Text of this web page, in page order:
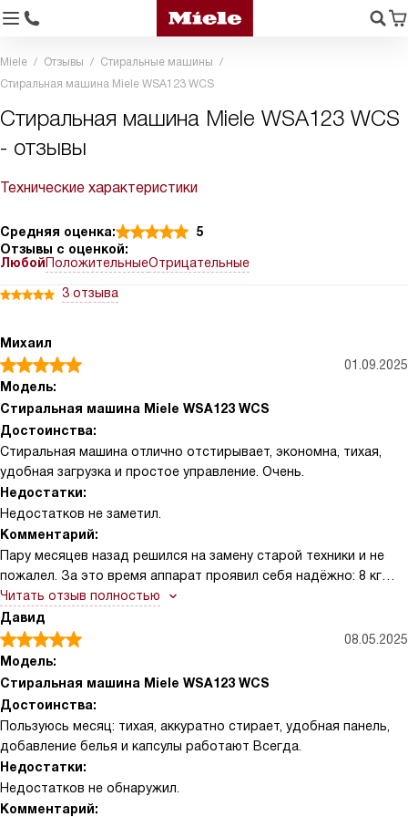
Miele Отзывы
Стиральные машины
Стиральная машина Miele WSA123 WCS
Стиральная машина Miele WSA123 WCS
- отзывы
Технические характеристики
Средняя оценка:
5
Отзывы с оценкой:
ЛюбойПоложительныеОтрицательные
3 отзыва
Михаил
01.09.2025
Модель:
Стиральная машина Miele WSA123 WCS
Достоинства:
Стиральная машина отлично отстирывает, экономна, тихая,
удобная загрузка и простое управление. Очень.
Недостатки:
Недостатков не заметил.
Комментарий:
Пару месяцев назад решился на замену старой техники и не
пожалел. За это время аппарат проявил себя надёжно: 8 кг
загрузки удобны для моих рабочих вещей и семейных стирок,
барабан мягко обращается с тканями, а панель управления
понятна даже без инструкции. Я ценю возможность докинуть
забытые носки — один раз добавил к уже запущенному циклу, и
проблем не было. Управление через наклонную панель
помогают ориентироваться при любом свете.
Одна история: после прогулки с собакой у сына футболка вся в
пятнах, а через полчаса гости — включил экспресс‑программу,
за двадцать минут вещь была готова. Другая ситуация:
Читать отзыв полностью
Давид
08.05.2025
Модель:
Стиральная машина Miele WSA123 WCS
Достоинства:
Пользуюсь месяц: тихая, аккуратно стирает, удобная панель,
добавление белья и капсулы работают Всегда.
Недостатки:
Недостатков не обнаружил.
Комментарий: